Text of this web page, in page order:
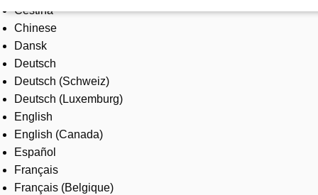
Products & Solutions
Industries
Services
About us
Where to buy
Contact us
Careers
Čeština
Chinese
Dansk
Deutsch
Deutsch (Schweiz)
Deutsch (Luxemburg)
English
English (Canada)
Español
Français
Français (Belgique)